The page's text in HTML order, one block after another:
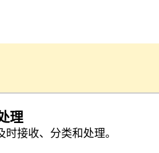
理
接收、分类和处理。